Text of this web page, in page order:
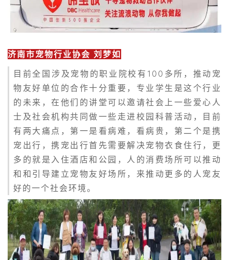
济南市宠物行业协会 刘梦如
目前全国涉及宠物的职业院校有100多所， 推动宠
物友好单位的合作十分重要，专业学生是这个行业
的未来，在他们的讲堂可以邀请社会上一些爱心人
士及社会机构共同做一些走进校园科普活动，目前
有两大痛点，第一是看病难，看病贵，第二个是携
宠出行，携宠出行首先需要解决宠物衣食住行，更
多的就是入住酒店和公园，人的消费场所可以推动
和和引导建立宠物友好场所，来推动更多的人宠友
好的一个社会环境。